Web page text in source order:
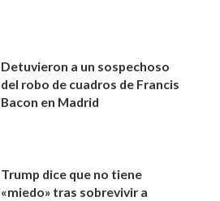
Detuvieron a un sospechoso
del robo de cuadros de Francis
Bacon en Madrid
Trump dice que no tiene
«miedo» tras sobrevivir a